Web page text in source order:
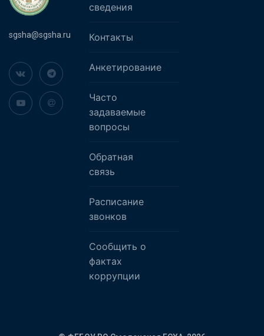
sgsha@sgsha.ru
сведения
Контакты
Анкетирование
Часто
задаваемые
вопросы
Обратная
связь
Расписание
звонков
Сообщить о
фактах
коррупции